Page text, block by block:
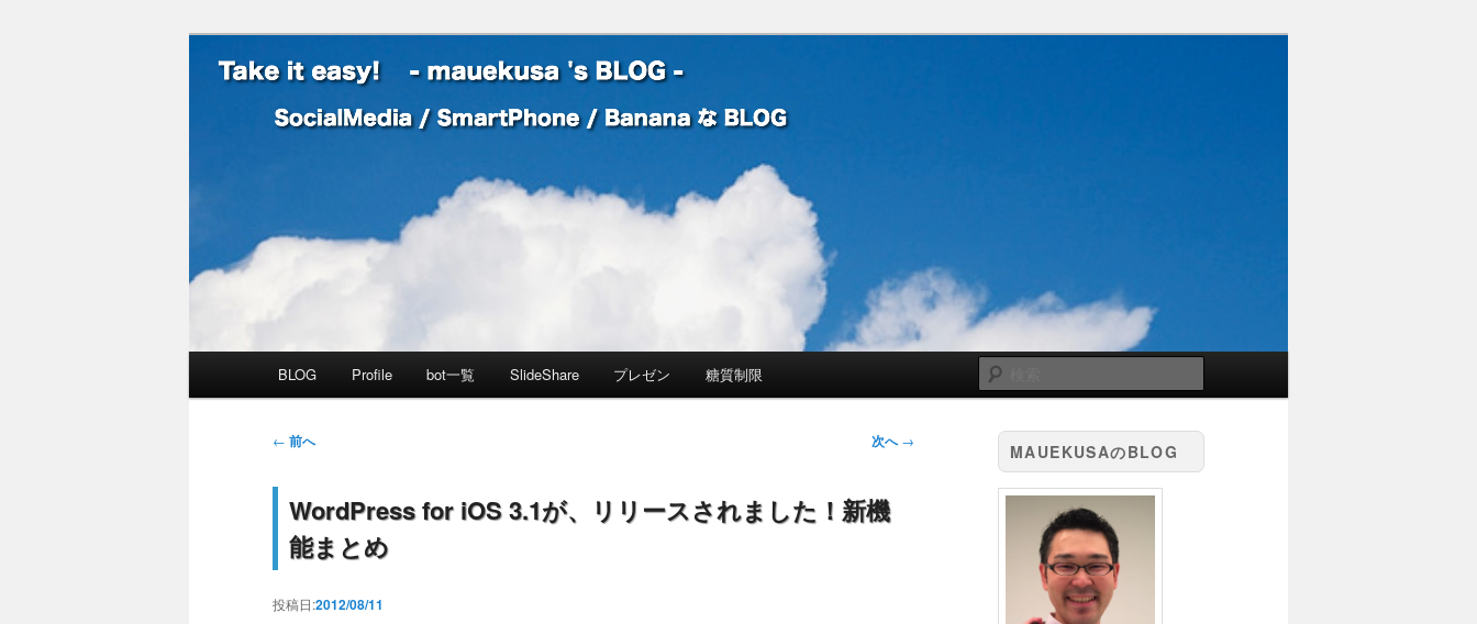
Take it easy! – mauekusa 's BLOG -
索
メインコンテンツへ移動
サブコンテンツへ移動
BLOG Profile bot一覧 SlideShare プレゼン 糖質制限
投稿ナビゲーション
← 前へ 次へ→
WordPress for iOS 3.1が、リリースされました！新機
能まとめ
投稿日:2012/08/11
MAUEKUSAのBLOG